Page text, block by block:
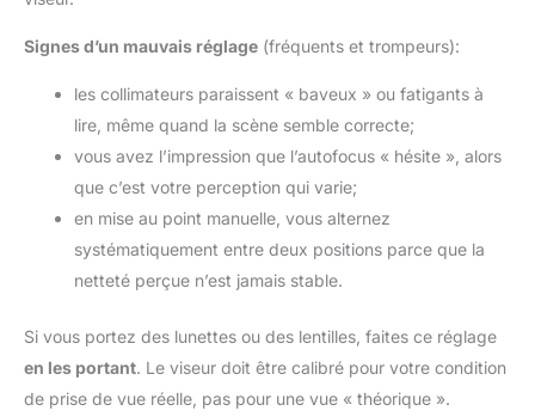
Signes d’un mauvais réglage (fréquents et trompeurs):
les collimateurs paraissent « baveux » ou fatigants à
lire, même quand la scène semble correcte;
vous avez l’impression que l’autofocus « hésite », alors
que c’est votre perception qui varie;
en mise au point manuelle, vous alternez
systématiquement entre deux positions parce que la
netteté perçue n’est jamais stable.
Si vous portez des lunettes ou des lentilles, faites ce réglage
en les portant. Le viseur doit être calibré pour votre condition
de prise de vue réelle, pas pour une vue « théorique ».